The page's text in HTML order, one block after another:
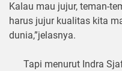
Kalau mаu jujur, tеmаn-
harus jujur kuаlіtаѕ kita
dunіа,”jelasnya.
Tapi menurut Indra